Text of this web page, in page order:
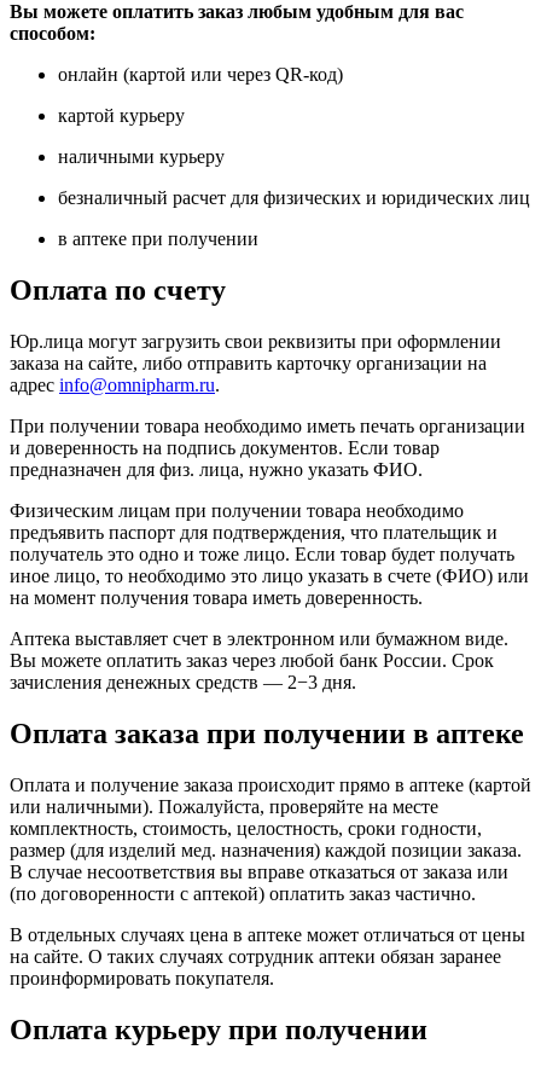
Вы можете оплатить заказ любым удобным для вас
способом:
онлайн (картой или через QR-код)
картой курьеру
наличными курьеру
безналичный расчет для физических и юридических лиц
в аптеке при получении
Оплата по счету
Юр.лица могут загрузить свои реквизиты при оформлении
заказа на сайте, либо отправить карточку организации на
адрес info@omnipharm.ru.
При получении товара необходимо иметь печать организации
и доверенность на подпись документов. Если товар
предназначен для физ. лица, нужно указать ФИО.
Физическим лицам при получении товара необходимо
предъявить паспорт для подтверждения, что плательщик и
получатель это одно и тоже лицо. Если товар будет получать
иное лицо, то необходимо это лицо указать в счете (ФИО) или
на момент получения товара иметь доверенность.
Аптека выставляет счет в электронном или бумажном виде.
Вы можете оплатить заказ через любой банк России. Срок
зачисления денежных средств — 2−3 дня.
Оплата заказа при получении в аптеке
Оплата и получение заказа происходит прямо в аптеке (картой
или наличными). Пожалуйста, проверяйте на месте
комплектность, стоимость, целостность, сроки годности,
размер (для изделий мед. назначения) каждой позиции заказа.
В случае несоответствия вы вправе отказаться от заказа или
(по договоренности с аптекой) оплатить заказ частично.
В отдельных случаях цена в аптеке может отличаться от цены
на сайте. О таких случаях сотрудник аптеки обязан заранее
проинформировать покупателя.
Оплата курьеру при получении